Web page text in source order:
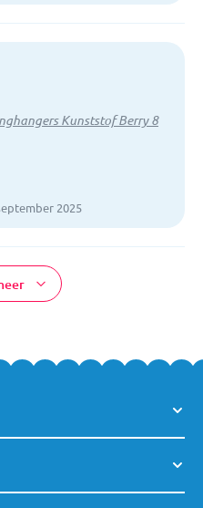
Kunststof Berry 8
2025